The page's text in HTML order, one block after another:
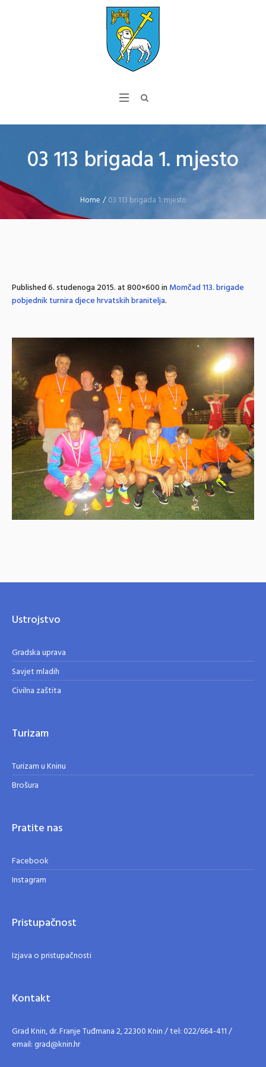
03 113 brigada 1. mjesto
Home /03 113 brigada 1. mjesto
Published6. studenoga 2015.at 800×600 inMomčad 113. brigade
pobjednik turnira djece hrvatskih branitelja.
Ustrojstvo
Gradska uprava
Savjet mladih
Civilna zaštita
Turizam
Turizam u Kninu
Brošura
Pratite nas
Facebook
Instagram
Pristupačnost
Izjava o pristupačnosti
Kontakt
Grad Knin, dr. Franje Tuđmana 2, 22300 Knin / tel: 022/664-411 /
email: grad@knin.hr